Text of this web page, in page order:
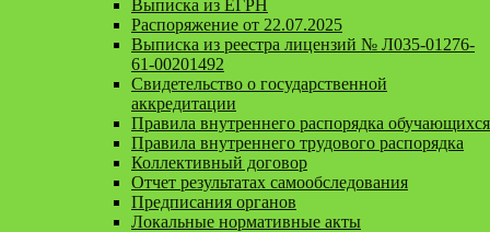
Выписка из ЕГРН
Распоряжение от 22.07.2025
Выписка из реестра лицензий № Л035-01276-
61-00201492
Свидетельство о государственной
аккредитации
Правила внутреннего распорядка обучающихся
Правила внутреннего трудового распорядка
Коллективный договор
Отчет результатах самообследования
Предписания органов
Локальные нормативные акты